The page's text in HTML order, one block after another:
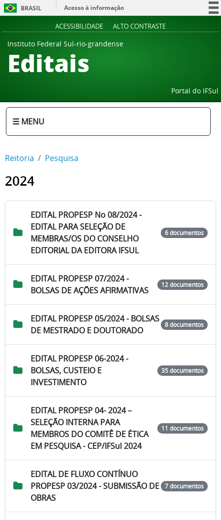
BRASIL
Acesso à informação
ACESSIBILIDADE ALTO CONTRASTE
Instituto Federal Sul-rio-grandense
Editais
Portal do IFSul
☰ MENU
Reitoria Pesquisa
2024
EDITAL PROPESP No 08/2024 -
EDITAL PARA SELEÇÃO DE
MEMBRAS/OS DO CONSELHO
EDITORIAL DA EDITORA IFSUL
6 documentos
EDITAL PROPESP 07/2024 -
BOLSAS DE AÇÕES AFIRMATIVAS
12 documentos
EDITAL PROPESP 05/2024 - BOLSAS
DE MESTRADO E DOUTORADO
8 documentos
EDITAL PROPESP 06-2024 -
BOLSAS, CUSTEIO E
INVESTIMENTO
35 documentos
EDITAL PROPESP 04- 2024 –
SELEÇÃO INTERNA PARA
MEMBROS DO COMITÊ DE ÉTICA
EM PESQUISA - CEP/IFSul 2024
11 documentos
EDITAL DE FLUXO CONTÍNUO
PROPESP 03/2024 - SUBMISSÃO DE
OBRAS
7 documentos